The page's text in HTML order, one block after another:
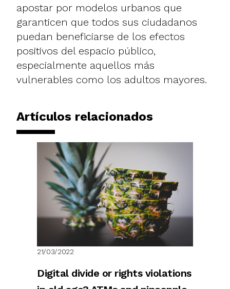
apostar por modelos urbanos que
garanticen que todos sus ciudadanos
puedan beneficiarse de los efectos
positivos del espacio público,
especialmente aquellos más
vulnerables como los adultos mayores.
Artículos relacionados
21/03/2022
Digital divide or rights violations